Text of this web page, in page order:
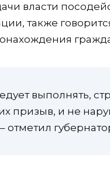
власти
также
выполнять,
призыв, и не
отметил